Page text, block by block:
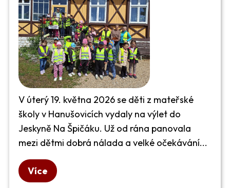
V úterý 19. května 2026 se děti z mateřské
školy v Hanušovicích vydaly na výlet do
Jeskyně Na Špičáku. Už od rána panovala
mezi dětmi dobrá nálada a velké očekávání...
Více